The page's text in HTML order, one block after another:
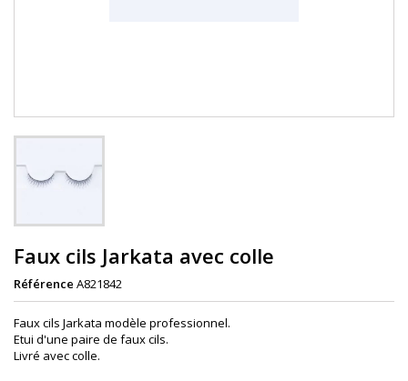
Faux cils Jarkata avec colle
Référence A821842
Faux cils Jarkata modèle professionnel.
Etui d'une paire de faux cils.
Livré avec colle.